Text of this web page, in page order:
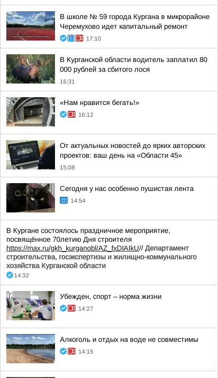
В школе № 59 города Кургана в микрорайоне
Черемухово идет капитальный ремонт
17:10
В Курганской области водитель заплатил 80
000 рублей за сбитого лося
16:31
«Нам нравится бегать!»
16:12
От актуальных новостей до ярких авторских
проектов: ваш день на «Области 45»
15:08
Сегодня у нас особенно пушистая лента
14:54
В Кургане состоялось праздничное мероприятие,
посвящённое 70летию Дня строителя
https://max.ru/gkh_kurganobl/AZ_fxDlAIkU// Департамент
строительства, госэкспертизы и жилищно-коммунального
хозяйства Курганской области
14:32
Убежден, спорт – норма жизни
14:27
Алкоголь и отдых на воде не совместимы
14:15